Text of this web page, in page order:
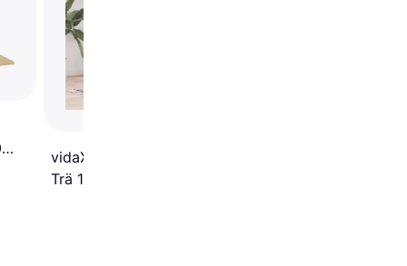
vidaXL Akvariebänk Åldrat
Trä 100 x 40 x 60 cm